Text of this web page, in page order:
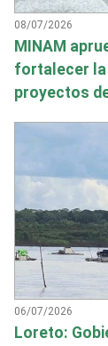
08/07/2026
MINAM
fortalecer la
proyectos
06/07/2026
Loreto: